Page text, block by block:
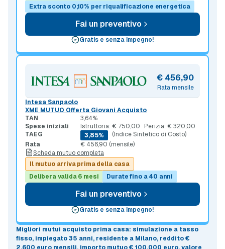
Extra sconto 0,10% per riqualificazione energetica
Fai un preventivo
Gratis e senza impegno!
Rata mensile
€ 456,90
Intesa Sanpaolo
XME MUTUO Offerta Giovani Acquisto
TAN
3,64%
Spese iniziali
Istruttoria: € 750,00
Perizia: € 320,00
TAEG
3,85%
(Indice Sintetico di Costo)
Rata
€ 456,90 (mensile)
Scheda mutuo completa
Il mutuo arriva prima della casa
Delibera valida 6 mesi
Durate fino a 40 anni
Fai un preventivo
Gratis e senza impegno!
Migliori mutui acquisto prima casa: simulazione a tasso
fisso, impiegato 35 anni, residente a Milano, reddito €